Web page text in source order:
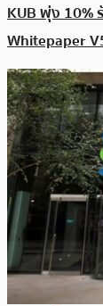
KUB พุ่ง 10%
Whitepaper